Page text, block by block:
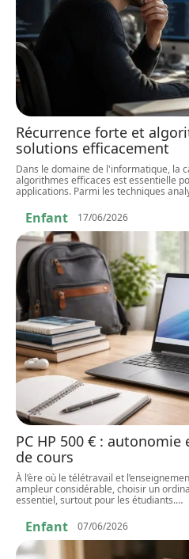
Récurrence forte et
solutions efficacement
Dans le domaine de l'informatique, la
algorithmes efficaces est essentielle
applications. Parmi les techniques
Enfant 17/06/2026
PC HP 500 € :
de cours
À l’ère où le télétravail et
ampleur considérable, choisir un
essentiel, surtout pour les étudiants.…
Enfant 07/06/2026